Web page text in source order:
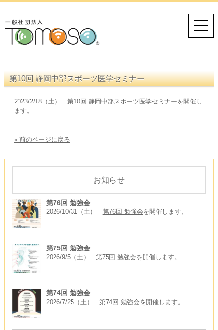
第10回 静岡中部スポーツ医学セミナー
2023/2/18（土） 第10回 静岡中部スポーツ医学セミナーを開催し
ます。
« 前のページに戻る
お知らせ
第76回 勉強会
2026/10/31（土） 第76回 勉強会を開催します。
第75回 勉強会
2026/9/5（土） 第75回 勉強会を開催します。
第74回 勉強会
2026/7/25（土） 第74回 勉強会を開催します。